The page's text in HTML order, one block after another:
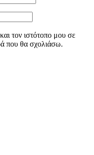
τον ιστότοπο μου σε
που θα σχολιάσω.